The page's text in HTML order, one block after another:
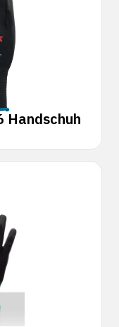
Handschuh